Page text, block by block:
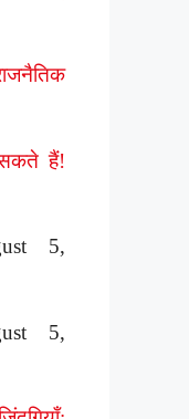
हैं!
5,
5,